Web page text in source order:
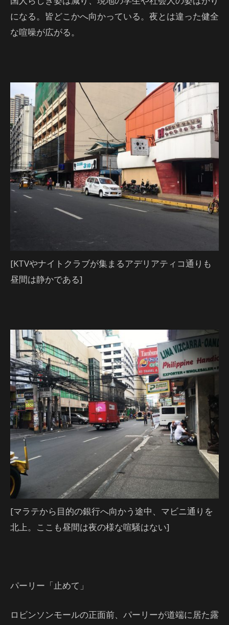
になる。皆どこかへ向かっている。夜とは違った健全
な喧噪が広がる。
[KTVやナイトクラブが集まるアデリアティコ通りも
昼間は静かである]
[マラテから目的の銀行へ向かう途中、マビニ通りを
北上。ここも昼間は夜の様な喧騒はない]
パーリー「止めて」
ロビンソンモールの正面前、パーリーが道端に居た露